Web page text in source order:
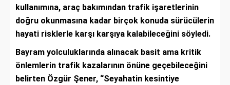
kullanımına, araç bakımından trafik işaretlerinin
doğru okunmasına kadar birçok konuda sürücülerin
hayati risklerle karşı karşıya kalabileceğini söyledi.
Bayram yolculuklarında alınacak basit ama kritik
önlemlerin trafik kazalarının önüne geçebileceğini
belirten Özgür Şener, “Seyahatin kesintiye